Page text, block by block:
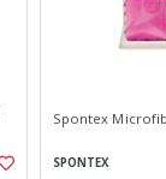
Spontex
SPONTEX